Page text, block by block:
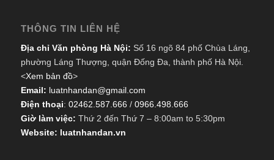
THÔNG TIN LIÊN HỆ
Địa chỉ Văn phòng Hà Nội: Số 16 ngõ 84 phố Chùa Láng,
phường Láng Thượng, quận Đống Đa, thành phố Hà Nội.
<Xem bản đồ>
Email: luatnhandan@gmail.com
Điện thoại: 02462.587.666 / 0966.498.666
Giờ làm việc: Thứ 2 đến Thứ 7 – 8:00am to 5:30pm
Website: luatnhandan.vn